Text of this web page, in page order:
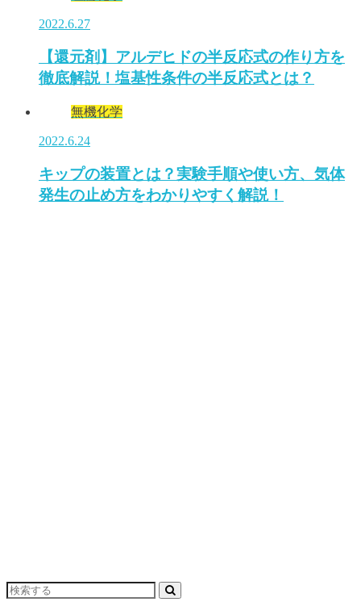
2022.6.27
【還元剤】アルデヒドの半反応式の作り方を
徹底解説！塩基性条件の半反応式とは？
無機化学
2022.6.24
キップの装置とは？実験手順や使い方、気体
発生の止め方をわかりやすく解説！